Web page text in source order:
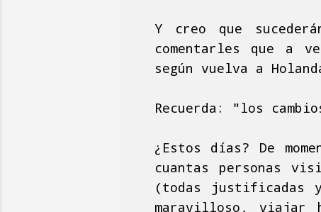
Y creo que
comentarles que a
según vuelva a
Recuerda: "los
¿Estos días? De
cuantas personas
(todas justificadas
maravilloso, viajar